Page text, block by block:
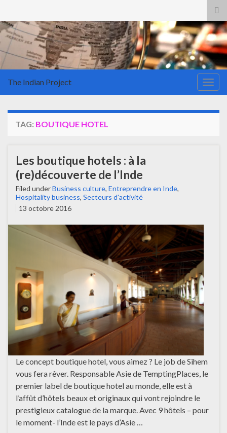
The Indian Project
TAG: BOUTIQUE HOTEL
Les boutique hotels : à la
(re)découverte de l’Inde
Filed underBusiness culture, Entreprendre en Inde,
Hospitality business, Secteurs d'activité
13 octobre 2016
Le concept boutique hotel, vous aimez ? Le job de Sihem
vous fera rêver. Responsable Asie de TemptingPlaces, le
premier label de boutique hotel au monde, elle est à
l’affût d’hôtels beaux et originaux qui vont rejoindre le
prestigieux catalogue de la marque. Avec 9 hôtels – pour
le moment- l’Inde est le pays d’Asie …